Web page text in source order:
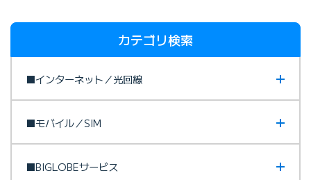
カテゴリ検索
■インターネット／光回線
■モバイル／SIM
■BIGLOBEサービス